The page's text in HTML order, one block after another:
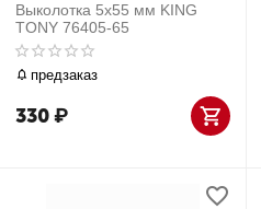
Выколотка 5х55 мм KING
TONY 76405-65
предзаказ
330₽